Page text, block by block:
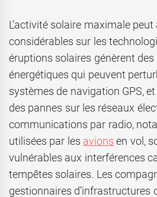
L’activité solaire maximale
considérables sur les
éruptions solaires génèrent
énergétiques qui peuvent
systèmes de navigation GPS,
des pannes sur les réseaux
communications par radio,
utilisées par les avions en vol,
vulnérables aux interférences
tempêtes solaires. Les
gestionnaires d’infrastructures